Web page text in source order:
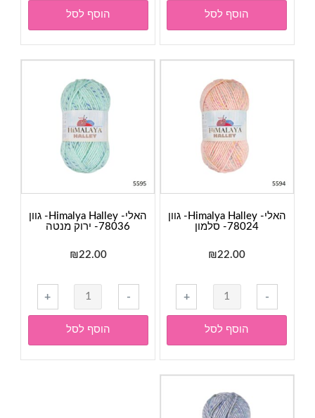
האלי-
Himalya
Halley-
גוון
צהוב
בהיר
הוסף לסל
האלי-
Himalya
Halley-
גוון
כתום
הוסף לסל
האלי- Himalya Halley- גוון
78024- סלמון
₪22.00
-
כמות
של
האלי-
Himalya
Halley-
גוון
סלמון
+
הוסף לסל
האלי- Himalya Halley- גוון
78036- ירוק מנטה
₪22.00
-
כמות
של
האלי-
Himalya
Halley-
+
הוסף לסל